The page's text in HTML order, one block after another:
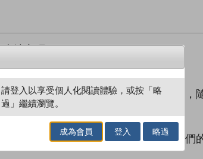
地方呢？
的享樂及方便，不斷傷害我們的地球，
去美麗的家園，請保護地球！教育我們
請登入以享受個人化閱讀體驗，或按「略
過」繼續瀏覽。
成為會員 登入 略過